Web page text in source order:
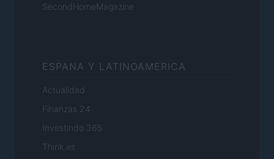
SecondHomeMagazine
ESPANA Y LATINOAMERICA
Actualidad
Finanzas 24
Investindo 365
Think.es